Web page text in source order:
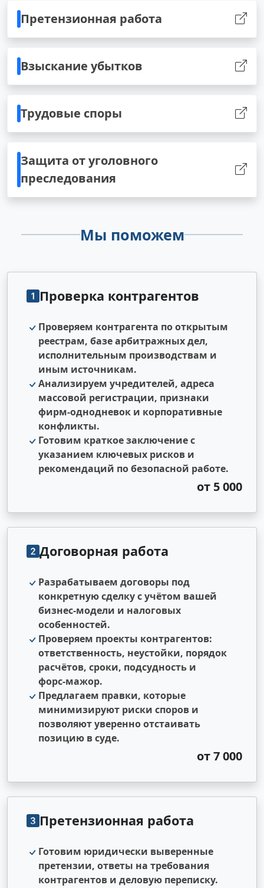
Претензионная работа
Взыскание убытков
Трудовые споры
Защита от уголовного
преследования
Мы поможем
Проверка контрагентов
Проверяем контрагента по открытым
реестрам, базе арбитражных дел,
исполнительным производствам и
иным источникам.
Анализируем учредителей, адреса
массовой регистрации, признаки
фирм‑однодневок и корпоративные
конфликты.
Готовим краткое заключение с
указанием ключевых рисков и
рекомендаций по безопасной работе.
от 5 000
Договорная работа
Разрабатываем договоры под
конкретную сделку с учётом вашей
бизнес‑модели и налоговых
особенностей.
Проверяем проекты контрагентов:
ответственность, неустойки, порядок
расчётов, сроки, подсудность и
форс‑мажор.
Предлагаем правки, которые
минимизируют риски споров и
позволяют уверенно отстаивать
позицию в суде.
от 7 000
Претензионная работа
Готовим юридически выверенные
претензии, ответы на требования
контрагентов и деловую переписку.